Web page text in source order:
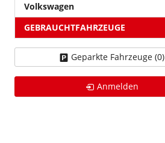
Volkswagen
GEBRAUCHTFAHRZEUGE
Geparkte Fahrzeuge (0)
Anmelden